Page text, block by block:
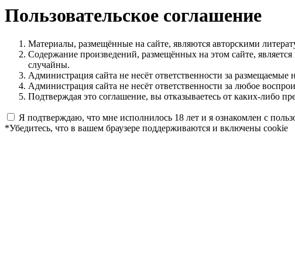
Пользовательское соглашение
Материалы, размещённые на сайте, являются авторскими
Содержание произведений, размещённых на этом сайте,
случайны.
Администрация сайта не несёт ответственности за размещаемые
Администрация сайта не несёт ответственности за любое
Подтверждая это соглашение, вы отказываетесь от каких-либо
Я подтверждаю, что мне исполнилось 18 лет и я ознакомлен с
*Убедитесь, что в вашем браузере поддерживаются и включены cookie